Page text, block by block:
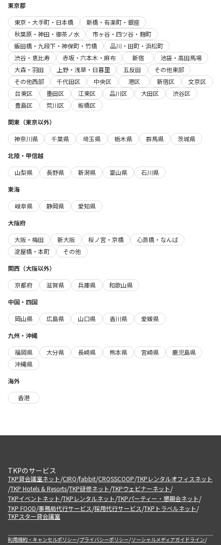
東京都
東京・大手町・日本橋
新橋・有楽町・銀座
秋葉原・神田・御茶ノ水
市ヶ谷・四ツ谷・麹町
飯田橋・九段下・神保町・竹橋
品川・田町・浜松町
渋谷・恵比寿
赤坂・六本木・麻布 新宿
池袋・高田馬場
大森・羽田
上野・浅草・日暮里 五反田
その他東部
その他西部
千代田区 中央区 港区 新宿区
文京区
台東区
墨田区 江東区 品川区 大田区
渋谷区
豊島区
荒川区
板橋区
関東（東京以外）
神奈川県
千葉県 埼玉県 栃木県 群馬県
茨城県
北陸・甲信越
山梨県
長野県 新潟県 富山県
石川県
東海
岐阜県
静岡県
愛知県
大阪府
大阪・梅田
新大阪 桜ノ宮・京橋
心斎橋・なんば
淀屋橋・本町
その他
関西（大阪以外）
京都府
滋賀県 兵庫県
和歌山県
中国・四国
岡山県
広島県 山口県 香川県
愛媛県
九州・沖縄
福岡県
大分県 長崎県 熊本県 宮崎県
鹿児島県
沖縄県
海外
香港
TKPのサービス
TKP貸会議室ネット/CIRQ/fabbit/CROSSCOOP/TKPレンタルオフィスネット
/TKP Hotels & Resorts/TKP研修ネット/TKPウェビナーネット/
TKPイベントネット/TKPレンタルネット/TKPパーティー・懇親会ネット/
TKP FOOD/事務局代行サービス/採用代行サービス/TKPトラベルネット/
TKPスター貸会議室
利用規約・キャンセルポリシー/プライバシーポリシー/ソーシャルメディアガイドライン/